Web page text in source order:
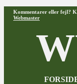
Kommentarer eller fejl?
Webmaster